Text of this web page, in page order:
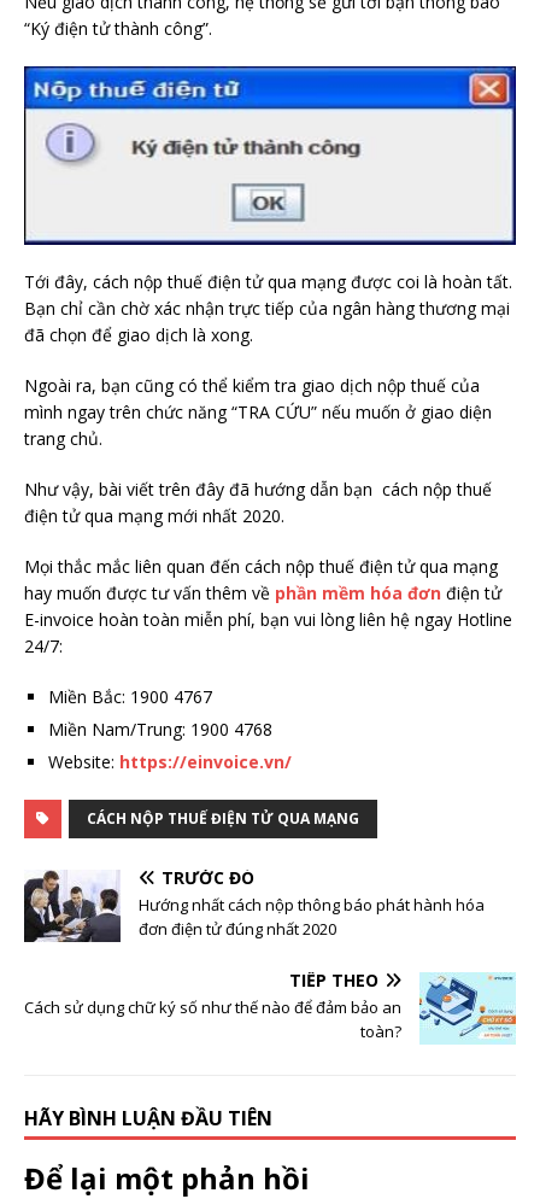
“Ký điện tử thành công”.
Tới đây, cách nộp thuế điện tử qua mạng được coi là hoàn tất.
Bạn chỉ cần chờ xác nhận trực tiếp của ngân hàng thương mại
đã chọn để giao dịch là xong.
Ngoài ra, bạn cũng có thể kiểm tra giao dịch nộp thuế của
mình ngay trên chức năng “TRA CỨU” nếu muốn ở giao diện
trang chủ.
Như vậy, bài viết trên đây đã hướng dẫn bạn cách nộp thuế
điện tử qua mạng mới nhất 2020.
Mọi thắc mắc liên quan đến cách nộp thuế điện tử qua mạng
hay muốn được tư vấn thêm về phần mềm hóa đơn điện tử
E-invoice hoàn toàn miễn phí, bạn vui lòng liên hệ ngay Hotline
24/7:
Miền Bắc: 1900 4767
Miền Nam/Trung: 1900 4768
Website: https://einvoice.vn/
CÁCH NỘP THUẾ ĐIỆN TỬ QUA MẠNG
TRƯỚC ĐÓ
Hướng nhất cách nộp thông báo phát hành hóa
đơn điện tử đúng nhất 2020
TIẾP THEO
Cách sử dụng chữ ký số như thế nào để đảm bảo an
toàn?
HÃY BÌNH LUẬN ĐẦU TIÊN
Để lại một phản hồi